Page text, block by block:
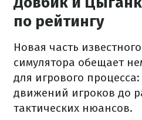
по рейтингу
Новая часть
симулятора обещает
для игрового
движений игроков до
тактических нюансов.